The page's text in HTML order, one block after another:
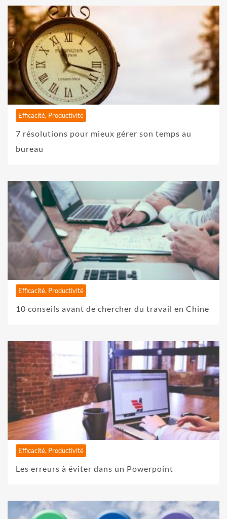
Efficacité, Productivité
7 résolutions pour mieux gérer son temps au
bureau
Efficacité, Productivité
10 conseils avant de chercher du travail en Chine
Efficacité, Productivité
Les erreurs à éviter dans un Powerpoint